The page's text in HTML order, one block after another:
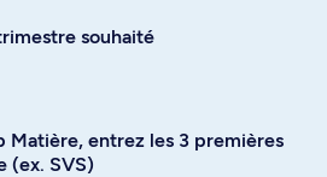
souhaité
Matière, entrez les 3 premières
(ex. SVS)